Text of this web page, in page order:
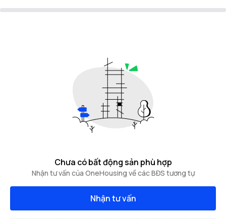
Chưa có bất động sản phù hợp
Nhận tư vấn của OneHousing về các BĐS tương tự
Nhận tư vấn